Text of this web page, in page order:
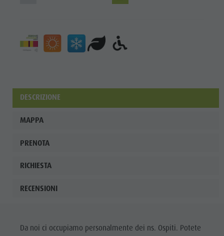
Pieve
DESCRIZIONE
MAPPA
PRENOTA
RICHIESTA
RECENSIONI
Da noi ci occupiamo personalmente dei ns. Ospiti. Potete